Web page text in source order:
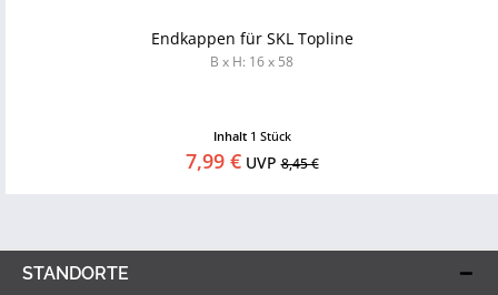
Endkappen für SKL Topline
B x H: 16 x 58
Inhalt 1 Stück
7,99 €UVP8,45 €
STANDORTE